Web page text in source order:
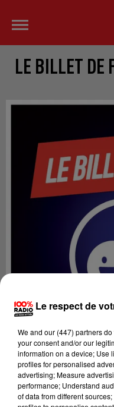
LE BILLET
Le respect de
We and our (447) partnersdo
your consent and/or our
information on a device; Use
profiles for personalised
advertising; Measure
performance; Understand
of data from different